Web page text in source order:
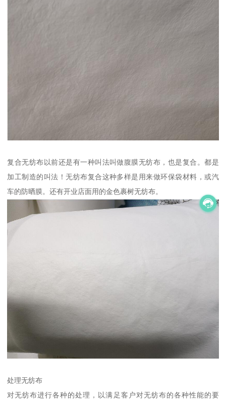
复合无纺布以前还是有一种叫法叫做腹膜无纺布，也是复合。都是
加工制造的叫法！无纺布复合这种多样是用来做环保袋材料，或汽
车的防晒膜。还有开业店面用的金色裹树无纺布。
处理无纺布
对无纺布进行各种的处理，以满足客户对无纺布的各种性能的要